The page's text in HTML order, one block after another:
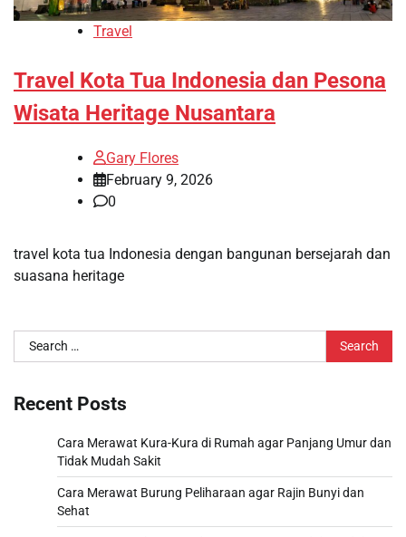
Travel
Travel Kota Tua Indonesia dan Pesona
Wisata Heritage Nusantara
Gary Flores
February 9, 2026
0
travel kota tua Indonesia dengan bangunan bersejarah dan
suasana heritage
Search
for:
Recent Posts
Cara Merawat Kura-Kura di Rumah agar Panjang Umur dan
Tidak Mudah Sakit
Cara Merawat Burung Peliharaan agar Rajin Bunyi dan
Sehat